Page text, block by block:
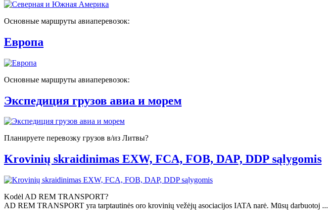
Основные маршруты авиаперевозок:
Европа
Основные маршруты авиаперевозок:
Экспедиция грузов авиа и морем
Планируете перевозку грузов в/из Литвы?
Krovinių skraidinimas EXW, FCA, FOB, DAP, DDP sąlygomis
Kodėl AD REM TRANSPORT?
AD REM TRANSPORT yra tarptautinės oro krovinių vežėjų asociacijos IATA narė. Mūsų darbuotoj ...